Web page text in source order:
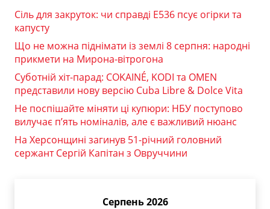
Сіль для закруток: чи справді Е536 псує огірки та
капусту
Що не можна піднімати із землі 8 серпня: народні
прикмети на Мирона-вітрогона
Суботній хіт-парад: COKAINÉ, KODI та OMEN
представили нову версію Cuba Libre & Dolce Vita
Не поспішайте міняти ці купюри: НБУ поступово
вилучає п’ять номіналів, але є важливий нюанс
На Херсонщині загинув 51-річний головний
сержант Сергій Капітан з Овруччини
Серпень 2026